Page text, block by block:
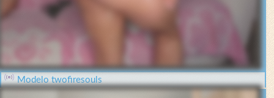
Modelo twofiresouls